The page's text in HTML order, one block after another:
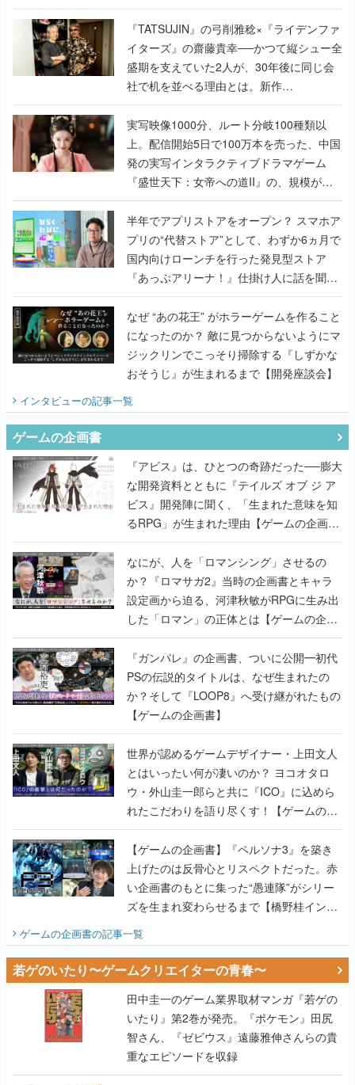
で作り込まれた理由を両ディレクターに聞
く
『TATSUJIN』の弓削雅稔×『ライデンファ
イターズ』の齋藤貴幸──かつて縦シュー全
盛期を支えていた2人が、30年後に同じ会
社で机を並べる理由とは。新作
『TATSUJIN EXTREME』で初タッグを組
んだレジェンド2人に訊く開発秘話
実写映像1000分、ルート分岐100種類以
上。配信開始5日で100万本を売った、中国
発の実写インタラクティブドラマゲーム
『盛世天下：女帝への道II』の、規模が違
うこだわりをプロデューサーに聞いた
半年でアプリストアをオープン？ スマホア
プリの“代替ストア”として、わずか6ヵ月で
国内向けローンチを行った発見型ストア
『あっぷアリーナ！』仕掛け人に話を聞い
てみた
なぜ “あの花王” がホラーゲームを作ること
になったのか？ 敵に見つからないようにマ
ジックリンでこっそり掃除する『しずかな
おそうじ』が生まれるまで【開発座談会】
インタビューの記事一覧
ゲームの企画書
『アビス』は、ひとつの奇跡だった──膨大
な開発資料とともに『テイルズ オブ ジ ア
ビス』開発陣に聞く、「生まれた意味を知
るRPG」が生まれた理由【ゲームの企画
書】
なにが、人を「ロマンシング」させるの
か？『ロマサガ2』当時の企画書とキャラ
設定画から迫る、河津秋敏がRPGに生み出
した「ロマン」の正体とは【ゲームの企画
書】
『ガンパレ』の企画書、ついに公開━初代
PSの伝説的タイトルは、なぜ生まれたの
か？そして『LOOP8』へ受け継がれたもの
【ゲームの企画書】
世界が認めるゲームデザイナー・上田文人
とはいったい何が凄いのか？ ヨコオタロ
ウ・外山圭一郎らと共に『ICO』に込めら
れたこだわりを語り尽くす！【ゲームの企
画書】
【ゲームの企画書】『ペルソナ3』を築き
上げたのは反骨心とリスペクトだった。赤
い企画書のもとに集った“愚連隊”がシリー
ズを生まれ変わらせるまで【橋野桂インタ
ゲームの企画書の記事一覧
若ゲのいたり〜ゲームクリエイターの青春〜
田中圭一のゲーム業界取材マンガ『若ゲの
いたり』第2巻が発売。『ポケモン』田尻
智さん、『ゼビウス』遠藤雅伸さんらの貴
重なエピソードを収録